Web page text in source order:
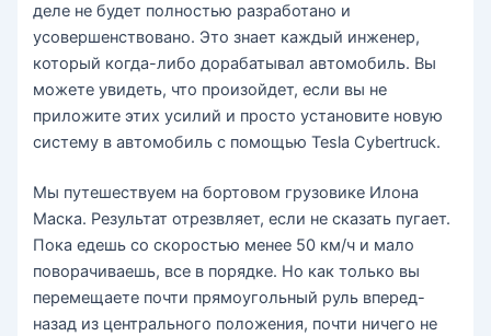
деле не будет полностью разработано и
усовершенствовано. Это знает каждый инженер,
который когда-либо дорабатывал автомобиль. Вы
можете увидеть, что произойдет, если вы не
приложите этих усилий и просто установите новую
систему в автомобиль с помощью Tesla Cybertruck.
Мы путешествуем на бортовом грузовике Илона
Маска. Результат отрезвляет, если не сказать пугает.
Пока едешь со скоростью менее 50 км/ч и мало
поворачиваешь, все в порядке. Но как только вы
перемещаете почти прямоугольный руль вперед-
назад из центрального положения, почти ничего не